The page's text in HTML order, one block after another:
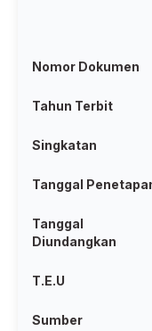
Nomor Dokumen
Tahun Terbit
Singkatan
Tanggal
Tanggal
Diundangkan
T.E.U
Sumber